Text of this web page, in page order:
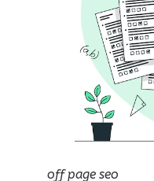
off page seo